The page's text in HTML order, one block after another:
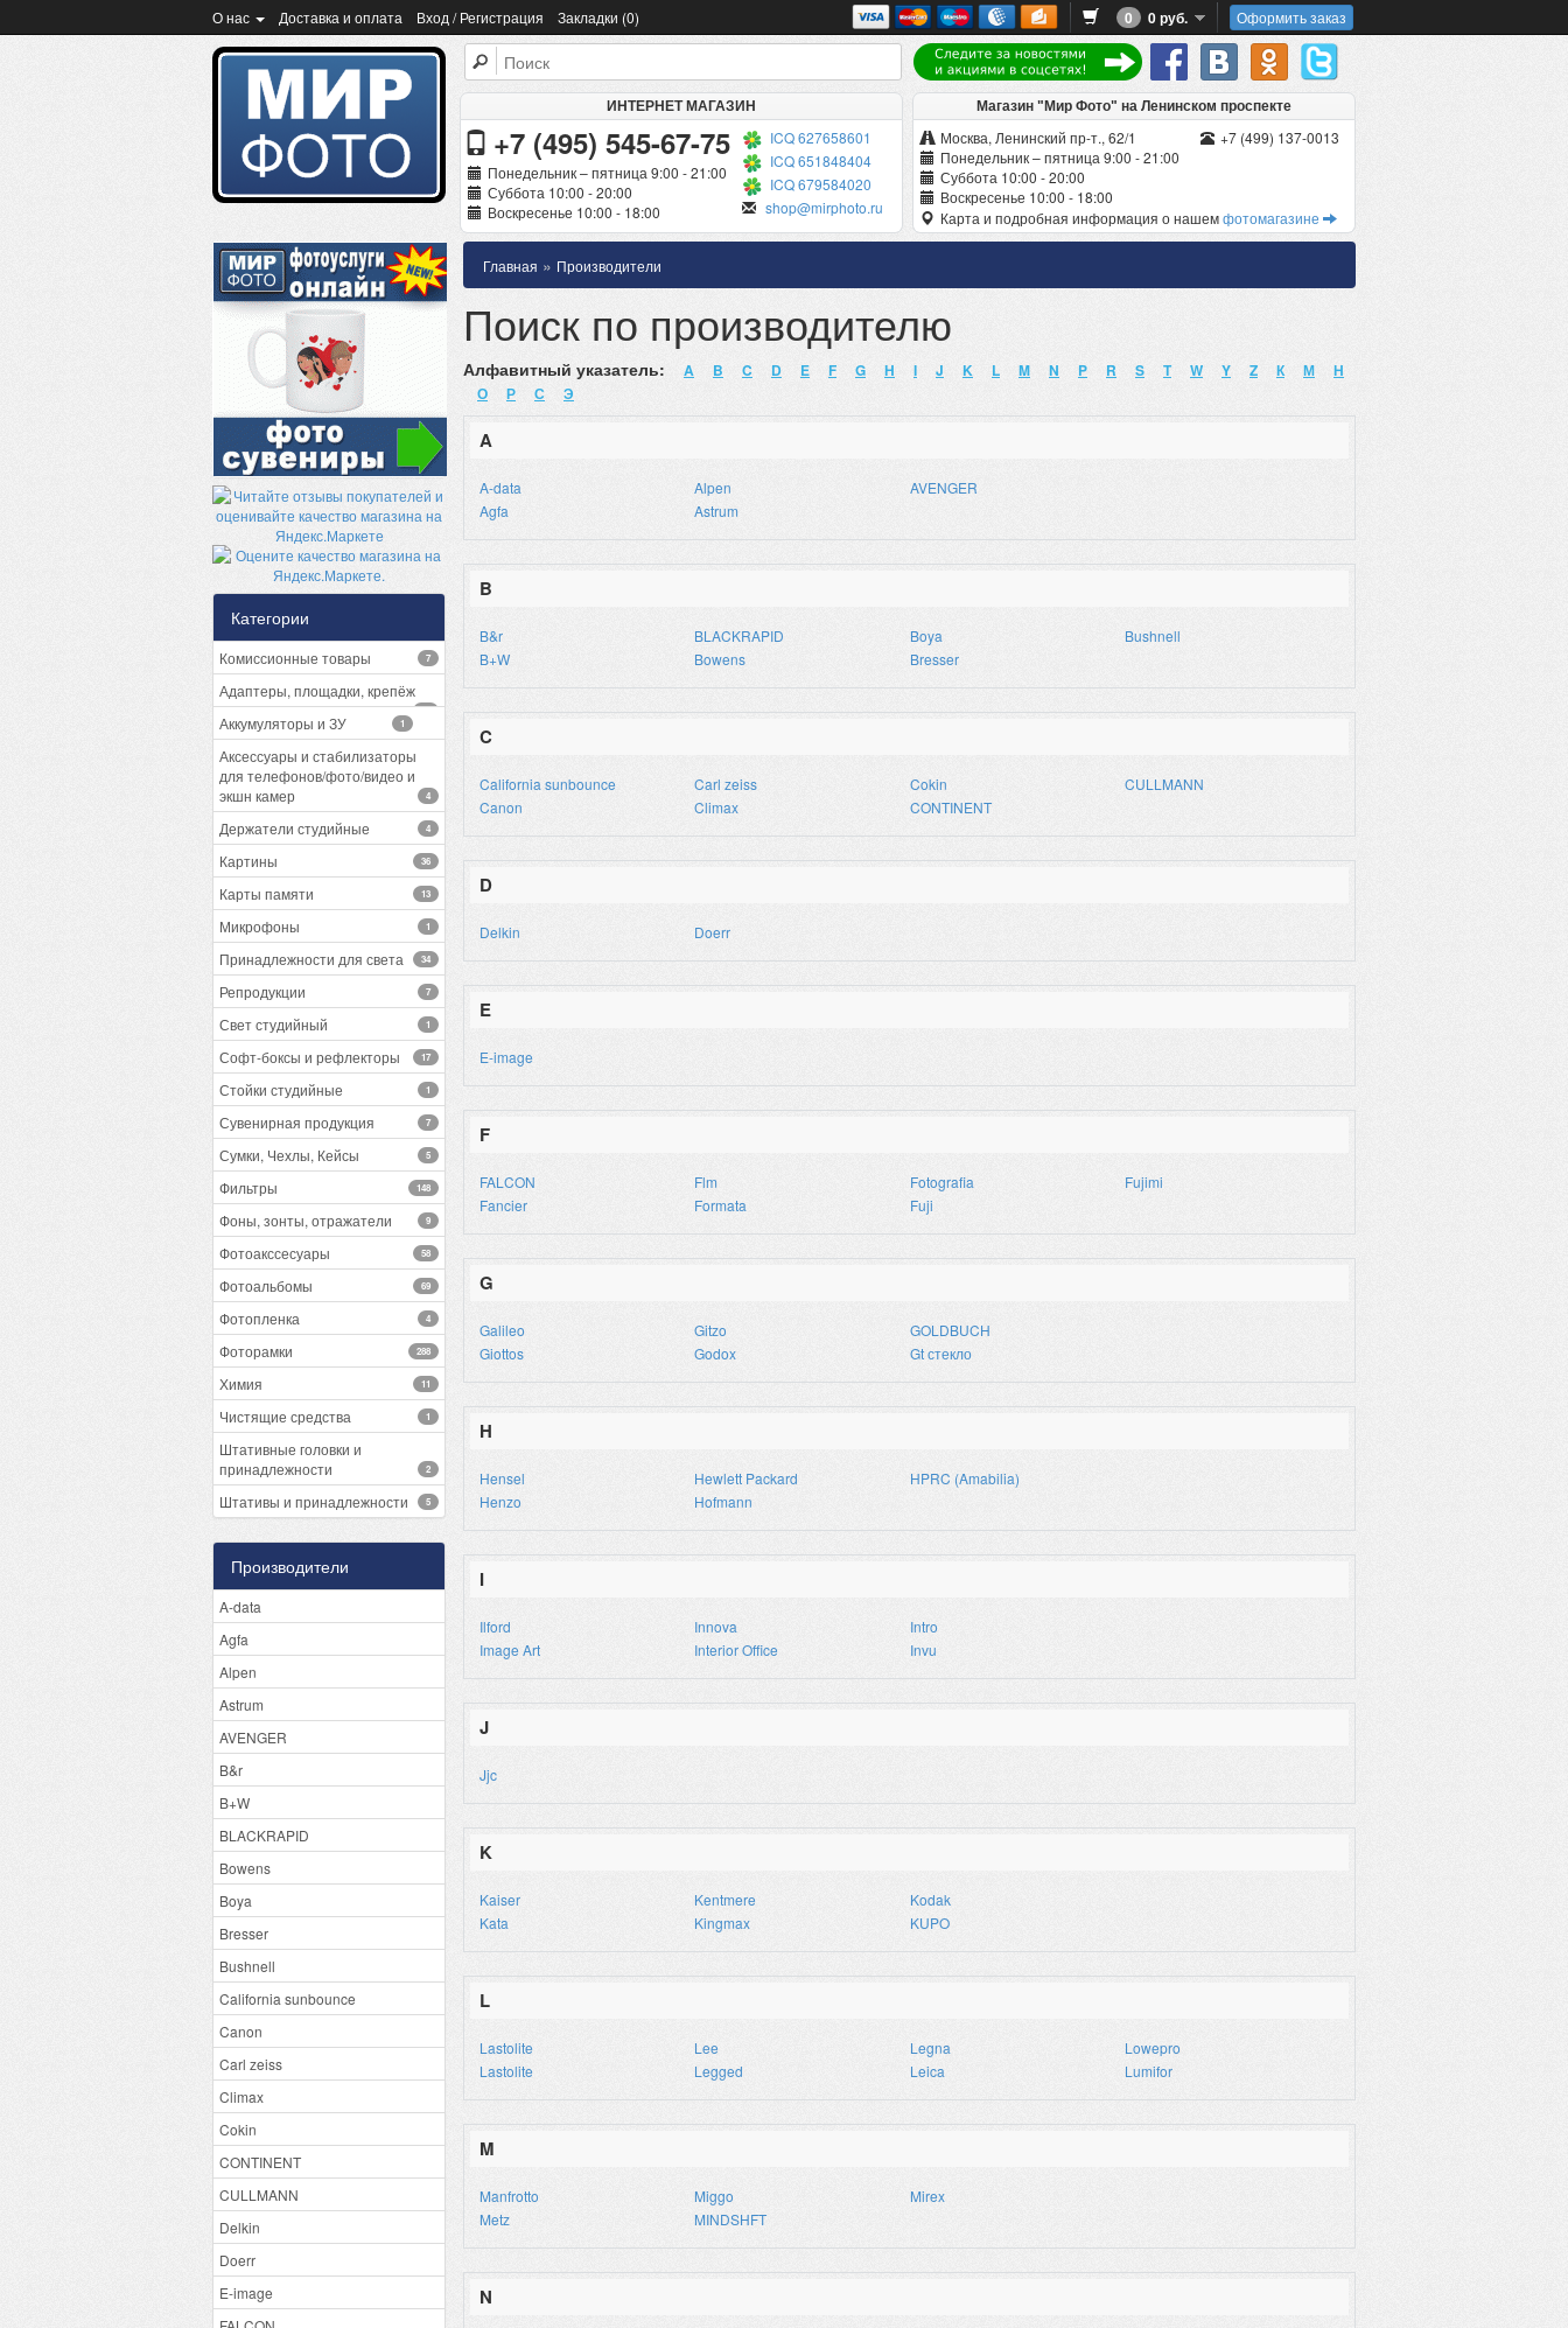
О нас Доставка и оплата Вход / Регистрация Закладки (0) Оформить заказ
0 0 руб.
Магазин "Мир Фото" на Ленинском проспекте
Москва, Ленинский пр-т., 62/1
Понедельник – пятница 9:00 - 21:00
Суббота 10:00 - 20:00
Воскресенье 10:00 - 18:00
+7 (499) 137-0013
Карта и подробная информация о нашемфотомагазине
ИНТЕРНЕТ МАГАЗИН
+7 (495) 545-67-75
Понедельник – пятница 9:00 - 21:00
Суббота 10:00 - 20:00
Воскресенье 10:00 - 18:00
ICQ 627658601
ICQ 651848404
ICQ 679584020
shop@mirphoto.ru
Категории
Комиссионные товары 7
Адаптеры, площадки, крепёж
13
Аккумуляторы и ЗУ 1
Аксессуары и стабилизаторы
для телефонов/фото/видео и
экшн камер
4
Держатели студийные 4
Картины 36
Карты памяти 13
Микрофоны 1
Принадлежности для света 34
Репродукции 7
Свет студийный 1
Софт-боксы и рефлекторы 17
Стойки студийные 1
Сувенирная продукция 7
Сумки, Чехлы, Кейсы 5
Фильтры 148
Фоны, зонты, отражатели 9
Фотоакссесуары 58
Фотоальбомы 69
Фотопленка 4
Фоторамки 288
Химия 11
Чистящие средства 1
Штативные головки и
принадлежности
2
Штативы и принадлежности 5
Производители
A-data
Agfa
Alpen
Astrum
AVENGER
B&r
B+W
BLACKRAPID
Bowens
Boya
Bresser
Bushnell
California sunbounce
Canon
Carl zeiss
Climax
Cokin
CONTINENT
CULLMANN
Delkin
Doerr
E-image
Главная » Производители
Поиск по производителю
Алфавитный указатель: A B C D E F G H I J K L M N P R S T W Y Z К М
Н
О
Р С Э
A
A-data
Agfa
Alpen
Astrum
AVENGER
B
B&r
B+W
BLACKRAPID
Bowens
Boya
Bresser
Bushnell
C
California sunbounce
Canon
Carl zeiss
Climax
Cokin
CONTINENT
CULLMANN
D
Delkin Doerr
E
E-image
F
FALCON
Fancier
Flm
Formata
Fotografia
Fuji
Fujimi
G
Galileo
Giottos
Gitzo
Godox
GOLDBUCH
Gt стекло
H
Hensel
Henzo
Hewlett Packard
Hofmann
HPRC (Amabilia)
I
Ilford
Image Art
Innova
Interior Office
Intro
Invu
J
Jjc
K
Kaiser
Kata
Kentmere
Kingmax
Kodak
KUPO
L
Lastolite
Lastolite
Lee
Legged
Legna
Leica
Lowepro
Lumifor
M
Manfrotto
Metz
Miggo
MINDSHFT
Mirex
N